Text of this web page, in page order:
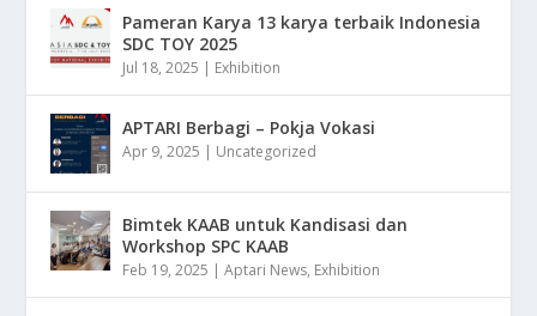
Pameran Karya 13 karya terbaik Indonesia
SDC TOY 2025
Jul 18, 2025 | Exhibition
APTARI Berbagi – Pokja Vokasi
Apr 9, 2025 | Uncategorized
Bimtek KAAB untuk Kandisasi dan
Workshop SPC KAAB
Feb 19, 2025 |Aptari News, Exhibition